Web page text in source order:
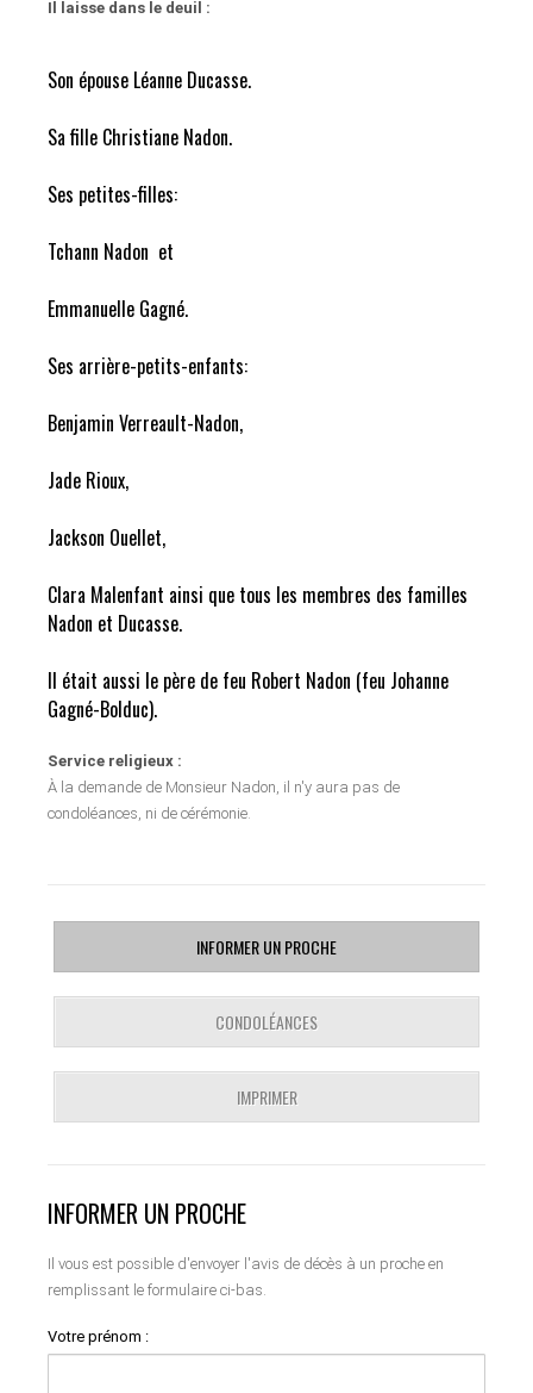
Il laisse dans le deuil :
Son épouse Léanne Ducasse.
Sa fille Christiane Nadon.
Ses petites-filles:
Tchann Nadon et
Emmanuelle Gagné.
Ses arrière-petits-enfants:
Benjamin Verreault-Nadon,
Jade Rioux,
Jackson Ouellet,
Clara Malenfant ainsi que tous les membres des familles
Nadon et Ducasse.
Il était aussi le père de feu Robert Nadon (feu Johanne
Gagné-Bolduc).
Service religieux :
À la demande de Monsieur Nadon, il n'y aura pas de
condoléances, ni de cérémonie.
INFORMER UN PROCHE
CONDOLÉANCES
IMPRIMER
INFORMER UN PROCHE
Il vous est possible d'envoyer l'avis de décès à un proche en
remplissant le formulaire ci-bas.
Votre prénom :